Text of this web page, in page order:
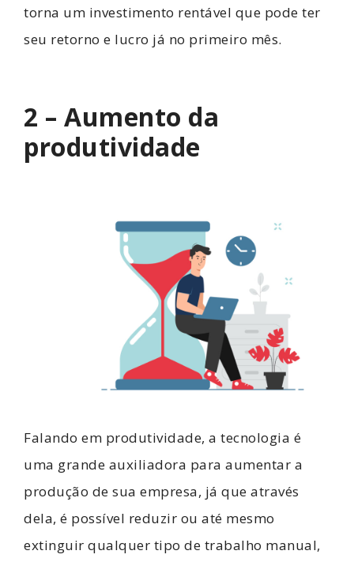
torna um investimento rentável que pode ter
seu retorno e lucro já no primeiro mês.
2 – Aumento da
produtividade
Falando em produtividade, a tecnologia é
uma grande auxiliadora para aumentar a
produção de sua empresa, já que através
dela, é possível reduzir ou até mesmo
extinguir qualquer tipo de trabalho manual,